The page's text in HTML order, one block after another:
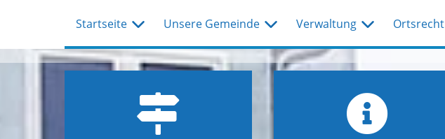
Startseite Unsere Gemeinde Verwaltung Ortsrecht